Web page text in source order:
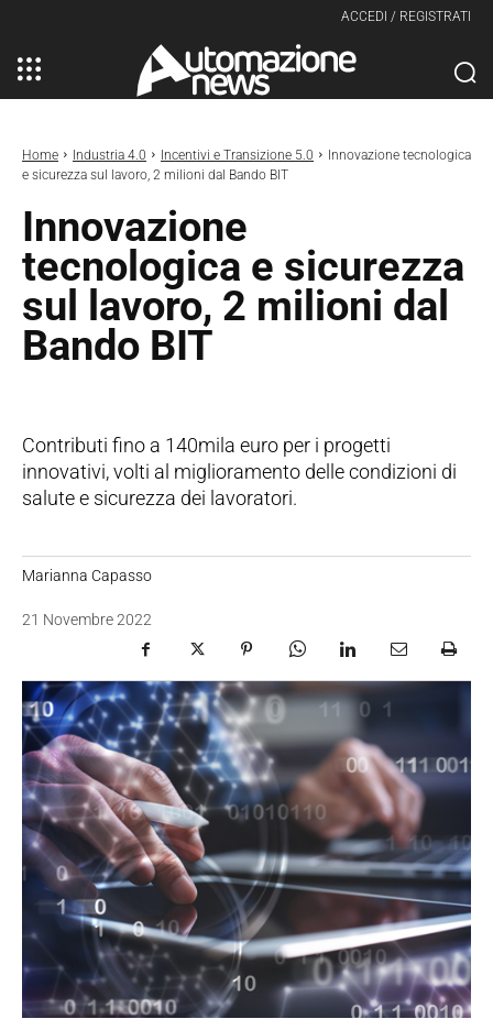
ACCEDI / REGISTRATI
Home Industria 4.0 Incentivi e Transizione 5.0
Innovazione tecnologica
e sicurezza sul lavoro, 2 milioni dal Bando BIT
Innovazione
tecnologica e sicurezza
sul lavoro, 2 milioni dal
Bando BIT
Contributi fino a 140mila euro per i progetti
innovativi, volti al miglioramento delle condizioni di
salute e sicurezza dei lavoratori.
Marianna Capasso
21 Novembre 2022